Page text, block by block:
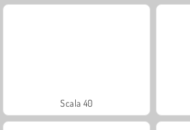
Scala 40